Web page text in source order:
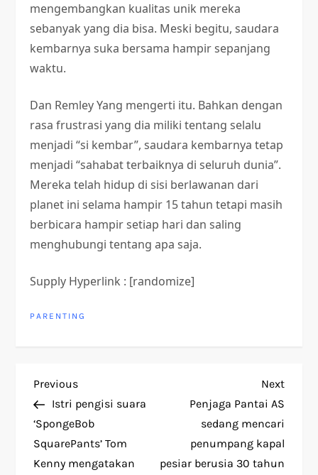
mengembangkan kualitas unik mereka
sebanyak yang dia bisa. Meski begitu, saudara
kembarnya suka bersama hampir sepanjang
waktu.
Dan Remley Yang mengerti itu. Bahkan dengan
rasa frustrasi yang dia miliki tentang selalu
menjadi “si kembar”, saudara kembarnya tetap
menjadi “sahabat terbaiknya di seluruh dunia”.
Mereka telah hidup di sisi berlawanan dari
planet ini selama hampir 15 tahun tetapi masih
berbicara hampir setiap hari dan saling
menghubungi tentang apa saja.
Supply Hyperlink : [randomize]
PARENTING
P
o
s
Previous
Post
Previous
Istri pengisi suara
‘SpongeBob
SquarePants’ Tom
Kenny mengatakan
Next
Post
Next
Penjaga Pantai AS
sedang mencari
penumpang kapal
pesiar berusia 30 tahun